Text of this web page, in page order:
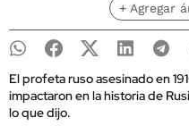
+ Agregar
El profeta ruso asesinado en
impactaron en la historia de
lo que dijo.